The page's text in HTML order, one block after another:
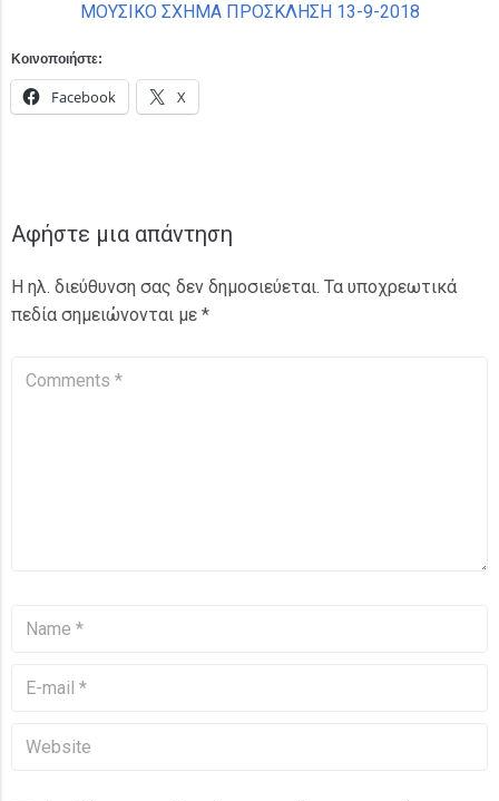
ΜΟΥΣΙΚΟ ΣΧΗΜΑ ΠΡΟΣΚΛΗΣΗ 13-9-2018
Κοινοποιήστε:
Facebook X
Αφήστε μια απάντηση
Η ηλ. διεύθυνση σας δεν δημοσιεύεται. Τα υποχρεωτικά
πεδία σημειώνονται με *